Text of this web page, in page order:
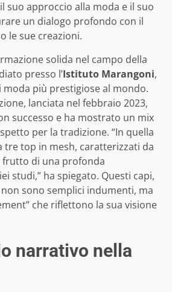
suo approccio alla moda e il suo
un dialogo profondo con il
le sue creazioni.
solida nel campo della
presso l’Istituto Marangoni,
moda più prestigiose al mondo.
lanciata nel febbraio 2023,
successo e ha mostrato un mix
per la tradizione. “In quella
tre top in mesh, caratterizzati da
di una profonda
studi,” ha spiegato. Questi capi,
sono semplici indumenti, ma
che riflettono la sua visione
narrativo nella